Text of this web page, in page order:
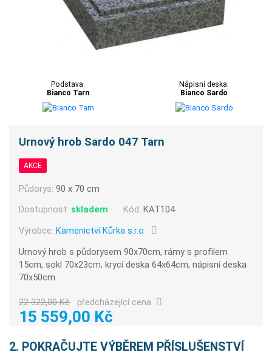
Podstava:
Bianco Tarn
Nápisní deska:
Bianco Sardo
Urnový hrob Sardo 047 Tarn
AKCE
Půdorys:90 x 70 cm
Dostupnost: skladem Kód: KAT104
Výrobce:Kamenictví Kůrka s.r.o
Urnový hrob s půdorysem 90x70cm, rámy s profilem
15cm, sokl 70x23cm, krycí deska 64x64cm, nápisní deska
70x50cm.
22 322,00 Kč předcházející cena
15 559,00 Kč
2. POKRAČUJTE VÝBĚREM PŘÍSLUŠENSTVÍ